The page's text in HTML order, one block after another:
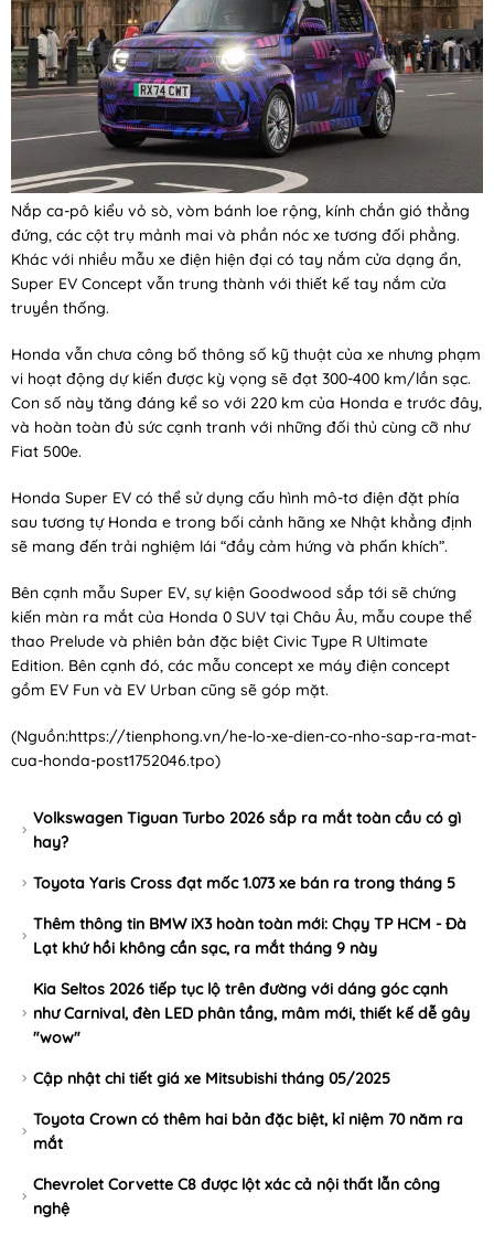
Nắp ca-pô kiểu vỏ sò, vòm bánh loe rộng, kính chắn gió thẳng
đứng, các cột trụ mảnh mai và phần nóc xe tương đối phẳng.
Khác với nhiều mẫu xe điện hiện đại có tay nắm cửa dạng ẩn,
Super EV Concept vẫn trung thành với thiết kế tay nắm cửa
truyền thống.
Honda vẫn chưa công bố thông số kỹ thuật của xe nhưng phạm
vi hoạt động dự kiến được kỳ vọng sẽ đạt 300-400 km/lần sạc.
Con số này tăng đáng kể so với 220 km của Honda e trước đây,
và hoàn toàn đủ sức cạnh tranh với những đối thủ cùng cỡ như
Fiat 500e.
Honda Super EV có thể sử dụng cấu hình mô-tơ điện đặt phía
sau tương tự Honda e trong bối cảnh hãng xe Nhật khẳng định
sẽ mang đến trải nghiệm lái “đầy cảm hứng và phấn khích”.
Bên cạnh mẫu Super EV, sự kiện Goodwood sắp tới sẽ chứng
kiến màn ra mắt của Honda 0 SUV tại Châu Âu, mẫu coupe thể
thao Prelude và phiên bản đặc biệt Civic Type R Ultimate
Edition. Bên cạnh đó, các mẫu concept xe máy điện concept
gồm EV Fun và EV Urban cũng sẽ góp mặt.
(Nguồn:https://tienphong.vn/he-lo-xe-dien-co-nho-sap-ra-mat-
cua-honda-post1752046.tpo)
Volkswagen Tiguan Turbo 2026 sắp ra mắt toàn cầu có gì
hay?
Toyota Yaris Cross đạt mốc 1.073 xe bán ra trong tháng 5
Thêm thông tin BMW iX3 hoàn toàn mới: Chạy TP HCM - Đà
Lạt khứ hồi không cần sạc, ra mắt tháng 9 này
Kia Seltos 2026 tiếp tục lộ trên đường với dáng góc cạnh
như Carnival, đèn LED phân tầng, mâm mới, thiết kế dễ gây
"wow"
Cập nhật chi tiết giá xe Mitsubishi tháng 05/2025
Toyota Crown có thêm hai bản đặc biệt, kỉ niệm 70 năm ra
mắt
Chevrolet Corvette C8 được lột xác cả nội thất lẫn công
nghệ